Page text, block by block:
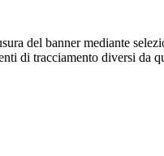
del banner mediante
di tracciamento diversi da